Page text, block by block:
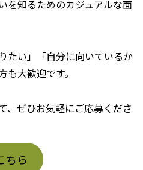
を知るためのカジュアルな面
たい」「自分に向いているか
大歓迎です。
、ぜひお気軽にご応募くださ
ちら